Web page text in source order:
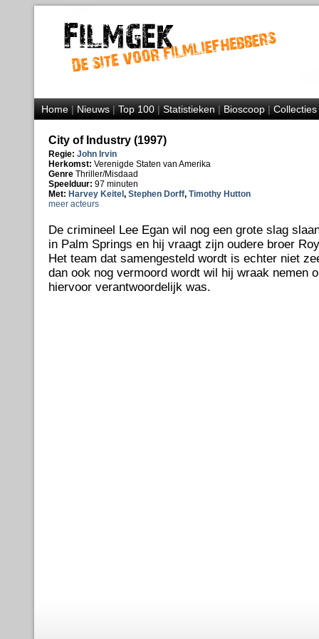
Home|Nieuws|Top 100|Statistieken|Bioscoop|Collecties
City of Industry (1997)
Regie: John Irvin
Herkomst: Verenigde Staten van Amerika
Genre Thriller/Misdaad
Speelduur: 97 minuten
Met: Harvey Keitel , Stephen Dorff, Timothy Hutton
meer acteurs
De crimineel Lee Egan wil nog een grote slag
in Palm Springs en hij vraagt zijn oudere broer
Het team dat samengesteld wordt is echter niet
dan ook nog vermoord wordt wil hij wraak nemen
hiervoor verantwoordelijk was.